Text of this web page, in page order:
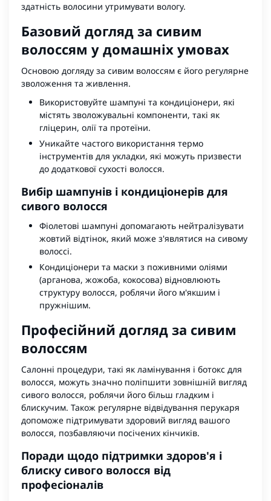
здатність волосини утримувати вологу.
Базовий догляд за сивим
волоссям у домашніх умовах
Основою догляду за сивим волоссям є його регулярне
зволоження та живлення.
Використовуйте шампуні та кондиціонери, які
містять зволожувальні компоненти, такі як
гліцерин, олії та протеїни.
Уникайте частого використання термо
інструментів для укладки, які можуть призвести
до додаткової сухості волосся.
Вибір шампунів і кондиціонерів для
сивого волосся
Фіолетові шампуні допомагають нейтралізувати
жовтий відтінок, який може з'являтися на сивому
волоссі.
Кондиціонери та маски з поживними оліями
(арганова, жожоба, кокосова) відновлюють
структуру волосся, роблячи його м'якшим і
пружнішим.
Професійний догляд за сивим
волоссям
Салонні процедури, такі як ламінування і ботокс для
волосся, можуть значно поліпшити зовнішній вигляд
сивого волосся, роблячи його більш гладким і
блискучим. Також регулярне відвідування перукаря
допоможе підтримувати здоровий вигляд вашого
волосся, позбавляючи посічених кінчиків.
Поради щодо підтримки здоров'я і
блиску сивого волосся від
професіоналів